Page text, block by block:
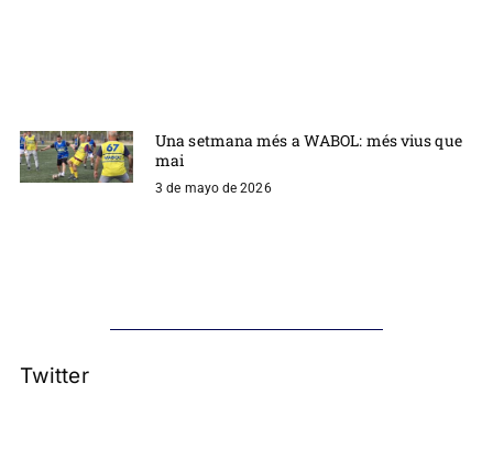
Una setmana més a WABOL: més vius que
mai
3 de mayo de 2026
Twitter